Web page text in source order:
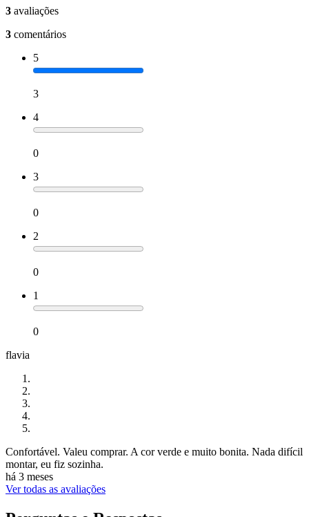
3 avaliações
3 comentários
5
3
4
0
3
0
2
0
1
0
flavia
Confortável. Valeu comprar. A cor verde e muito bonita. Nada difícil
montar, eu fiz sozinha.
há 3 meses
Ver todas as avaliações